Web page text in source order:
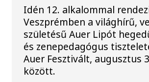
Idén 12. alkalommal
Veszprémben a világhírű,
születésű Auer Lipót
és zenepedagógus
Auer Fesztivált, augusztus
között.